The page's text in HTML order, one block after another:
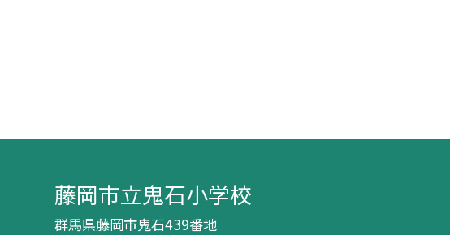
藤岡市立鬼石小学校
群馬県藤岡市鬼石439番地